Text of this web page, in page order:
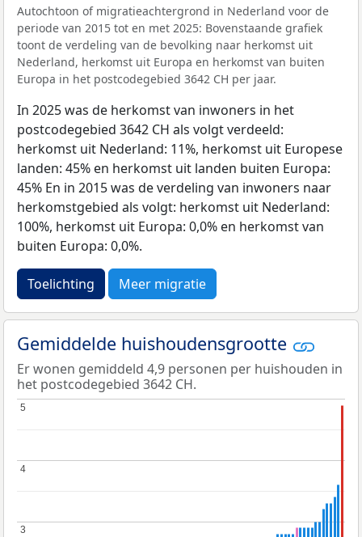
Autochtoon of migratieachtergrond in Nederland voor de
periode van 2015 tot en met 2025: Bovenstaande grafiek
toont de verdeling van de bevolking naar herkomst uit
Nederland, herkomst uit Europa en herkomst van buiten
Europa in het postcodegebied 3642 CH per jaar.
In 2025 was de herkomst van inwoners in het
postcodegebied 3642 CH als volgt verdeeld:
herkomst uit Nederland: 11%, herkomst uit Europese
landen: 45% en herkomst uit landen buiten Europa:
45% En in 2015 was de verdeling van inwoners naar
herkomstgebied als volgt: herkomst uit Nederland:
100%, herkomst uit Europa: 0,0% en herkomst van
buiten Europa: 0,0%.
Toelichting Meer migratie
Gemiddelde huishoudensgrootte
Er wonen gemiddeld 4,9 personen per huishouden in
het postcodegebied 3642 CH.
3
3
4
4
5
5